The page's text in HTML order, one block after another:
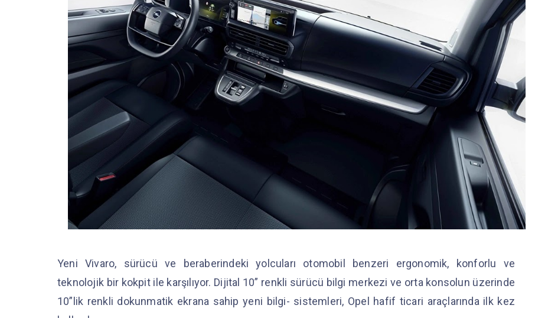
Yeni Vivaro, sürücü ve beraberindeki yolcuları otomobil benzeri ergonomik, konforlu ve
teknolojik bir kokpit ile karşılıyor. Dijital 10” renkli sürücü bilgi merkezi ve orta konsolun üzerinde
10”lik renkli dokunmatik ekrana sahip yeni bilgi- sistemleri, Opel hafif ticari araçlarında ilk kez